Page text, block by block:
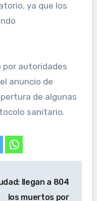
ya que los
por autoridades
anuncio de
de algunas
sanitario.
llegan a 804
los muertos por